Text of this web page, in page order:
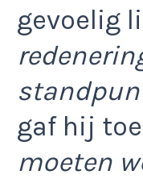
gevoelig
gaf hij
moeten